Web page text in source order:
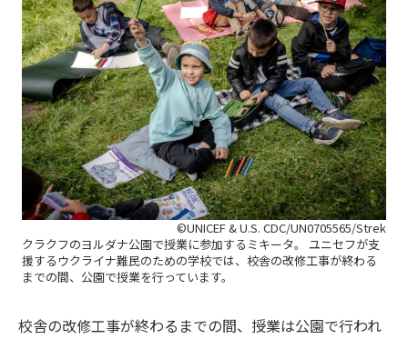
©UNICEF & U.S. CDC/UN0705565/Strek
クラクフのヨルダナ公園で授業に参加するミキータ。 ユニセフが支
援するウクライナ難民のための学校では、校舎の改修工事が終わる
までの間、公園で授業を行っています。
校舎の改修工事が終わるまでの間、授業は公園で行われ